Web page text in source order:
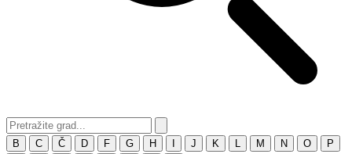
B C Č D F G H J K M N O
P